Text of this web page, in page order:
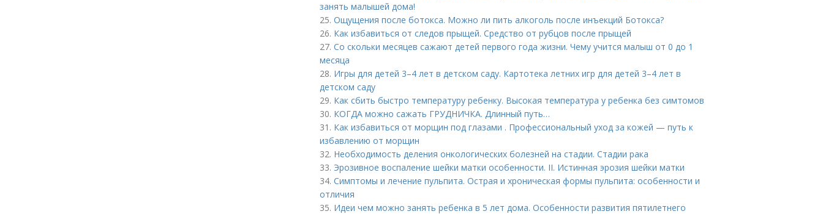
занять малышей дома!
25. Ощущения после ботокса. Можно ли пить алкоголь после инъекций Ботокса?
26. Как избавиться от следов прыщей. Средство от рубцов после прыщей
27. Со скольки месяцев сажают детей первого года жизни. Чему учится малыш от 0 до 1
месяца
28. Игры для детей 3–4 лет в детском саду. Картотека летних игр для детей 3–4 лет в
детском саду
29. Как сбить быстро температуру ребенку. Высокая температура у ребенка без симтомов
30. КОГДА можно сажать ГРУДНИЧКА. Длинный путь…
31. Как избавиться от морщин под глазами . Профессиональный уход за кожей — путь к
избавлению от морщин
32. Необходимость деления онкологических болезней на стадии. Стадии рака
33. Эрозивное воспаление шейки матки особенности. II. Истинная эрозия шейки матки
34. Симптомы и лечение пульпита. Острая и хроническая формы пульпита: особенности и
отличия
35. Идеи чем можно занять ребенка в 5 лет дома. Особенности развития пятилетнего